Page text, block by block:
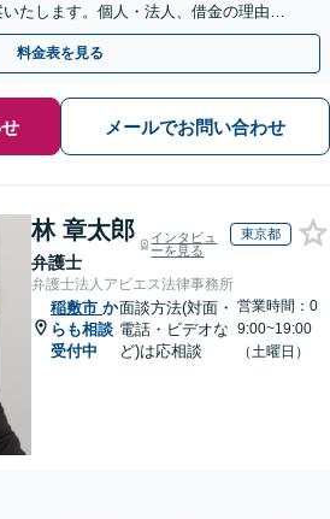
たします。個人・法人、借金の理由に
まずはお気軽にご相談を
料金表を見る
メールでお問い合わせ
林 章太郎
弁護士
インタビュ
ーを見る
東京都
弁護士法人アビエス法律事務所
稲敷市 か
らも相談
受付中
面談方法(対面・
電話・ビデオな
ど)は応相談
営業時間：0
9:00~19:00
（土曜日）